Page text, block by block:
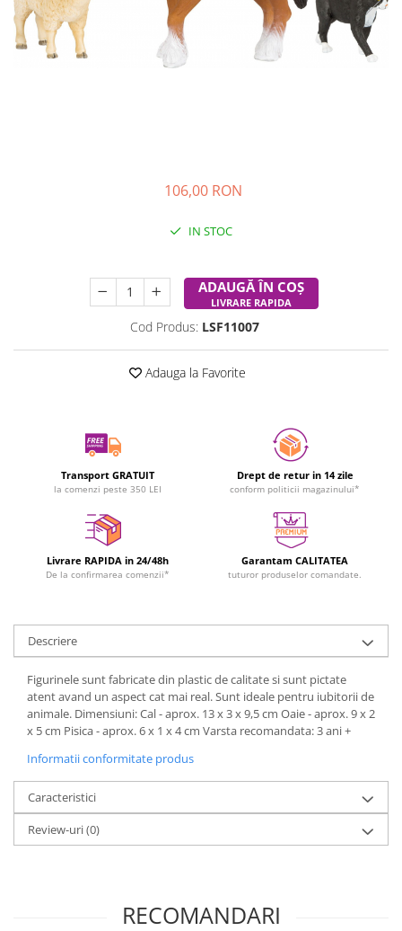
Jucarii dentitie
Jucarii Senzoriale
Teatru de papusi
Umbrele
Stilouri
Tempera și acuarele
106,00 RON
IN STOC
ADAUGĂ ÎN COȘ
LIVRARE RAPIDA
Cod Produs: LSF11007
Adauga la Favorite
Transport GRATUIT
la comenzi peste 350 LEI
Drept de retur in 14 zile
conform politicii magazinului*
Livrare RAPIDA in 24/48h
De la confirmarea comenzii*
Garantam CALITATEA
tuturor produselor comandate.
Descriere
Figurinele sunt fabricate din plastic de calitate si sunt pictate
atent avand un aspect cat mai real. Sunt ideale pentru iubitorii de
animale. Dimensiuni: Cal - aprox. 13 x 3 x 9,5 cm Oaie - aprox. 9 x 2
x 5 cm Pisica - aprox. 6 x 1 x 4 cm Varsta recomandata: 3 ani +
Informatii conformitate produs
Caracteristici
Review-uri(0)
RECOMANDARI